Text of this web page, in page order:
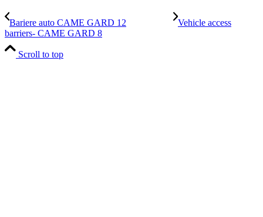
Bariere auto CAME GARD 12
Vehicle access
barriers- CAME GARD 8
Scroll to top